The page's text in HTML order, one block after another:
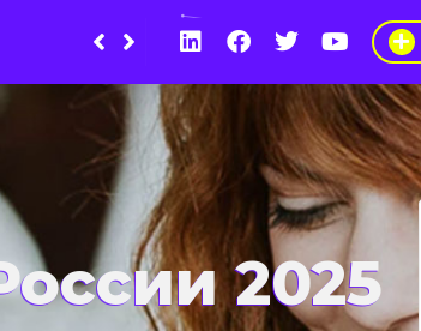
de mixité dans
2025